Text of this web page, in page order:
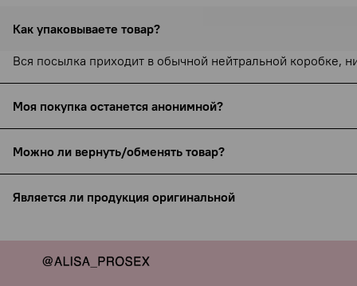
Как упаковываете товар?
Вся посылка приходит в обычной нейтральной коробке,
Моя покупка останется анонимной?
бренда (например, Pjur или Bijoux Indiscrets), но ни
Упаковка всегда нейтральная, курьеры не видят
Можно ли вернуть/обменять товар?
ссылке:https://www.yobobo.ru/page/exchange
Является ли продукция оригинальной